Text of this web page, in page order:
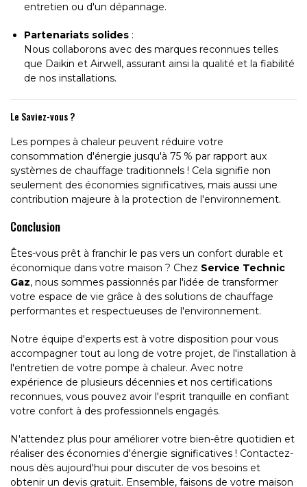
entretien ou d'un dépannage.
Partenariats solides :
Nous collaborons avec des marques reconnues telles
que Daikin et Airwell, assurant ainsi la qualité et la fiabilité
de nos installations.
Le Saviez-vous ?
Les pompes à chaleur peuvent réduire votre
consommation d'énergie jusqu'à 75 % par rapport aux
systèmes de chauffage traditionnels ! Cela signifie non
seulement des économies significatives, mais aussi une
contribution majeure à la protection de l'environnement.
Conclusion
Êtes-vous prêt à franchir le pas vers un confort durable et
économique dans votre maison ? Chez Service Technic
Gaz, nous sommes passionnés par l'idée de transformer
votre espace de vie grâce à des solutions de chauffage
performantes et respectueuses de l'environnement.
Notre équipe d'experts est à votre disposition pour vous
accompagner tout au long de votre projet, de l'installation à
l'entretien de votre pompe à chaleur. Avec notre
expérience de plusieurs décennies et nos certifications
reconnues, vous pouvez avoir l'esprit tranquille en confiant
votre confort à des professionnels engagés.
N'attendez plus pour améliorer votre bien-être quotidien et
réaliser des économies d'énergie significatives ! Contactez-
nous dès aujourd'hui pour discuter de vos besoins et
obtenir un devis gratuit. Ensemble, faisons de votre maison